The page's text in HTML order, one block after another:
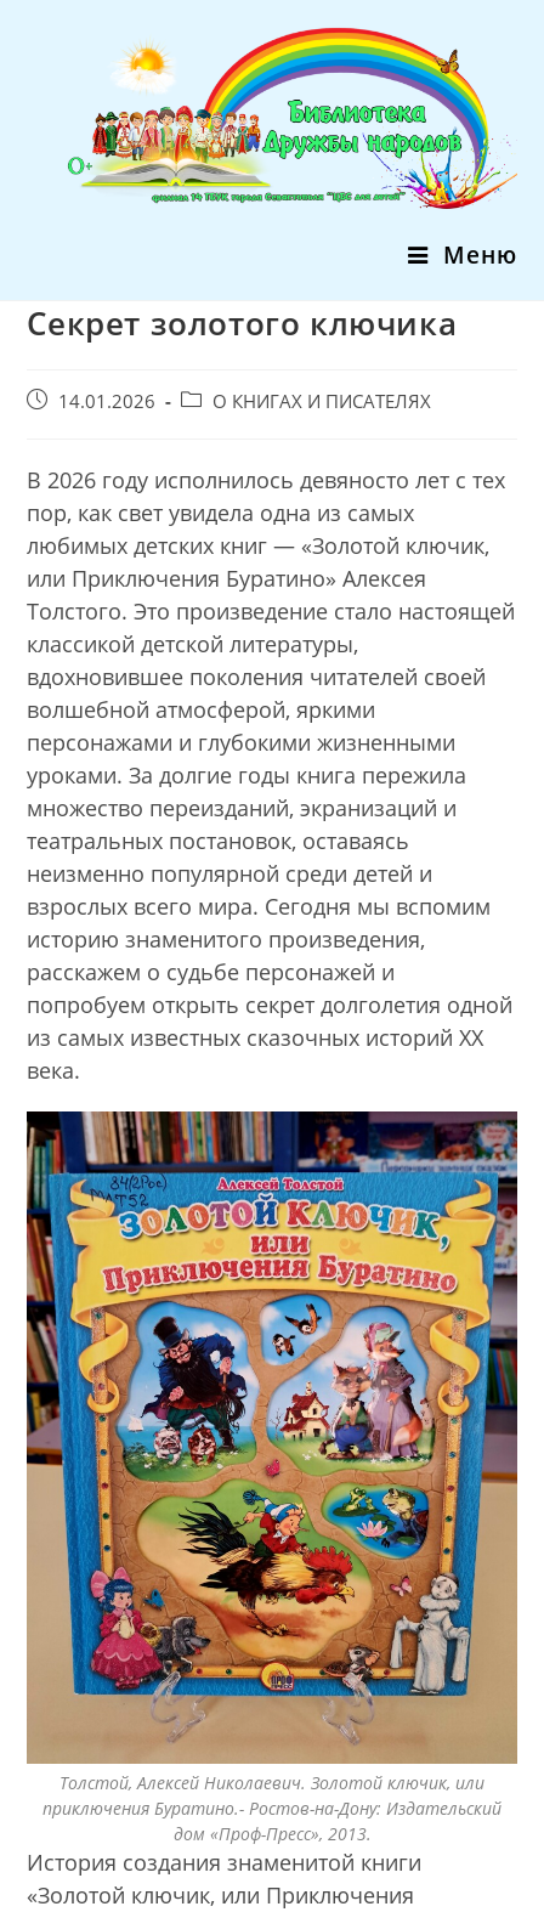
Меню
Секрет золотого ключика
Запись14.01.2026
PostО КНИГАХ И ПИСАТЕЛЯХ
В 2026 году исполнилось девяносто лет с тех
пор, как свет увидела одна из самых
любимых детских книг — «Золотой ключик,
или Приключения Буратино» Алексея
Толстого. Это произведение стало настоящей
классикой детской литературы,
вдохновившее поколения читателей своей
волшебной атмосферой, яркими
персонажами и глубокими жизненными
уроками. За долгие годы книга пережила
множество переизданий, экранизаций и
театральных постановок, оставаясь
неизменно популярной среди детей и
взрослых всего мира. Сегодня мы вспомим
историю знаменитого произведения,
расскажем о судьбе персонажей и
попробуем открыть секрет долголетия одной
из самых известных сказочных историй XX
века.
Толстой, Алексей Николаевич. Золотой ключик, или
приключения Буратино.- Ростов-на-Дону: Издательский
дом «Проф-Пресс», 2013.
История создания знаменитой книги
«Золотой ключик, или Приключения